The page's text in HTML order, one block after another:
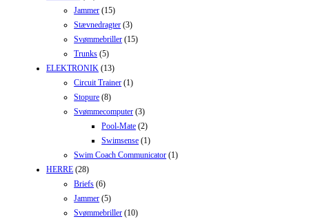
Jammer (15)
Stævnedragter (3)
Svømmebriller (15)
Trunks (5)
ELEKTRONIK (13)
Circuit Trainer (1)
Stopure (8)
Svømmecomputer (3)
Pool-Mate (2)
Swimsense (1)
Swim Coach Communicator (1)
HERRE (28)
Briefs (6)
Jammer (5)
Svømmebriller (10)